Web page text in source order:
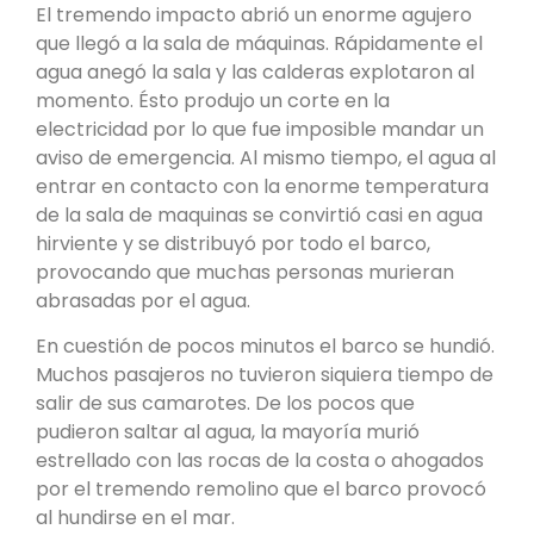
El tremendo impacto abrió un enorme agujero
que llegó a la sala de máquinas. Rápidamente el
agua anegó la sala y las calderas explotaron al
momento. Ésto produjo un corte en la
electricidad por lo que fue imposible mandar un
aviso de emergencia. Al mismo tiempo, el agua al
entrar en contacto con la enorme temperatura
de la sala de maquinas se convirtió casi en agua
hirviente y se distribuyó por todo el barco,
provocando que muchas personas murieran
abrasadas por el agua.
En cuestión de pocos minutos el barco se hundió.
Muchos pasajeros no tuvieron siquiera tiempo de
salir de sus camarotes. De los pocos que
pudieron saltar al agua, la mayoría murió
estrellado con las rocas de la costa o ahogados
por el tremendo remolino que el barco provocó
al hundirse en el mar.